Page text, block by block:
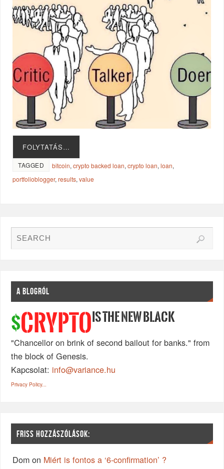
FOLYTATÁS…
TAGGED bitcoin,crypto backed loan,crypto loan,loan,
portfolioblogger,results,value
A BLOGRÓL
$CRYPTO IS THE NEW BLACK
"Chancellor on brink of second bailout for banks." from
the block of Genesis.
Kapcsolat: info@variance.hu
Privacy Policy...
FRISS HOZZÁSZÓLÁSOK:
Dom on Miért is fontos a ‘6-confirmation’ ?